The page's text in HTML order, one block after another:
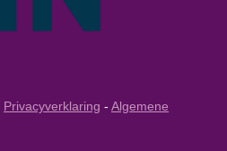
Privacyverklaring - Algemene